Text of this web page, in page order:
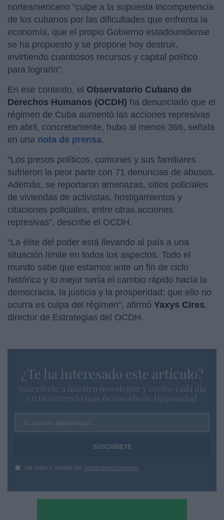
norteamericano "culpe a la supuesta incompetencia
de los cubanos por las dificultades que enfrenta la
economía, que el propio Gobierno estadounidense
se ha propuesto y se propone hoy destruir,
invirtiendo cuantiosos recursos y capital político
para lograrlo".
En ese contexto, el Observatorio Cubano de
Derechos Humanos (OCDH) ha denunciado que el
régimen de Cuba aumentó las acciones represivas
en abril, concretamente, hubo al menos 366, señala
en una nota de prensa.
"Los presos políticos, comunes y sus familiares
sufrieron la peor parte con 71 denuncias de abusos.
Además, se reportaron amenazas, sitios policiales
de viviendas de activistas, hostigamientos y
citaciones policiales, entre otras acciones
represivas", describe el OCDH.
“La élite del poder está llevando al país a una
situación límite en todos los aspectos. Todo el
mundo sabe que estamos ante un fin de ciclo
histórico y lo mejor sería el cambio rápido hacia la
democracia, la justicia y la prosperidad; que ello no
ocurra es culpa del régimen”, afirmó Yaxys Cires,
director de Estrategias del OCDH.
¿Te ha interesado este artículo?
Suscríbete a nuestro newsletter y recibe cada dia
en tu correo lo más destacado de Hispanidad
Tu correo electrónico...
He leído y acepto las condiciones legales